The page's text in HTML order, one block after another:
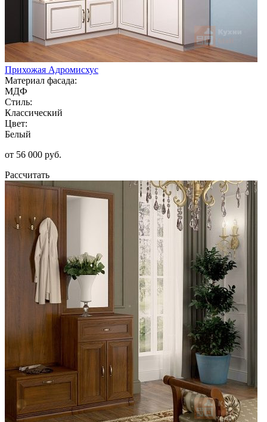
Прихожая Адромисхус
Материал фасада:
МДФ
Стиль:
Классический
Цвет:
Белый
от 56 000 руб.
Рассчитать